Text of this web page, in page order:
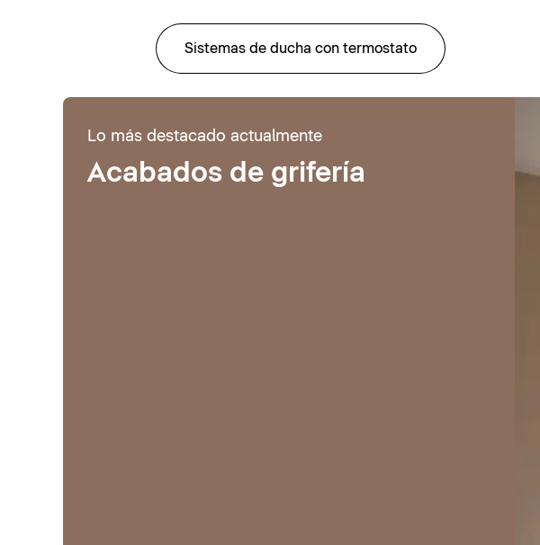
Sistemas de ducha con termostato
Lo más destacado actualmente
Acabados de grifería